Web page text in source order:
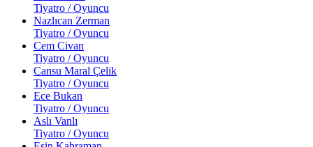
Tiyatro / Oyuncu
Nazlıcan Zerman
Tiyatro / Oyuncu
Cem Civan
Tiyatro / Oyuncu
Cansu Maral Çelik
Tiyatro / Oyuncu
Ece Bukan
Tiyatro / Oyuncu
Aslı Vanlı
Tiyatro / Oyuncu